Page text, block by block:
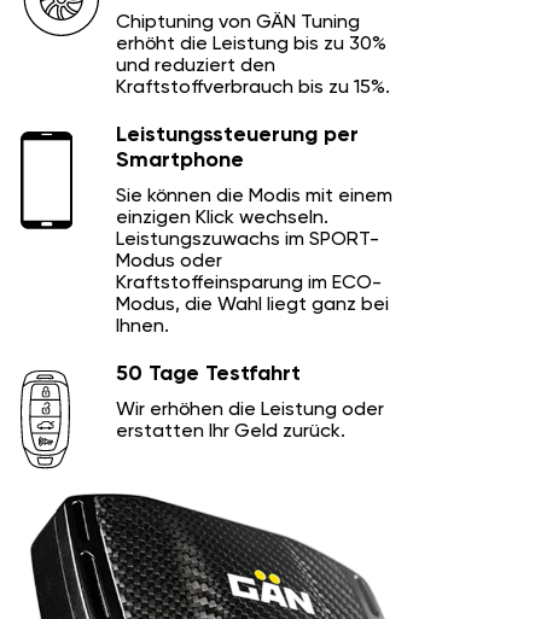
Chiptuning von GÄN Tuning
erhöht die Leistung bis zu 30%
und reduziert den
Kraftstoffverbrauch bis zu 15%.
Leistungssteuerung per
Smartphone
Sie können die Modis mit einem
einzigen Klick wechseln.
Leistungszuwachs im SPORT-
Modus oder
Kraftstoffeinsparung im ECO-
Modus, die Wahl liegt ganz bei
Ihnen.
50 Tage Testfahrt
Wir erhöhen die Leistung oder
erstatten Ihr Geld zurück.